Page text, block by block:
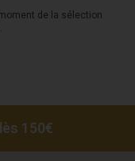
de la sélection
150€